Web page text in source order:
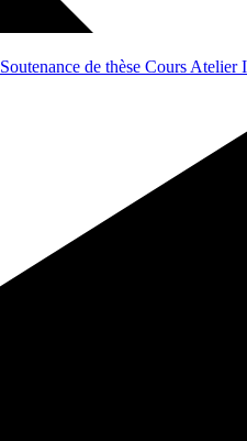
Soutenance de thèse Cours Atelier